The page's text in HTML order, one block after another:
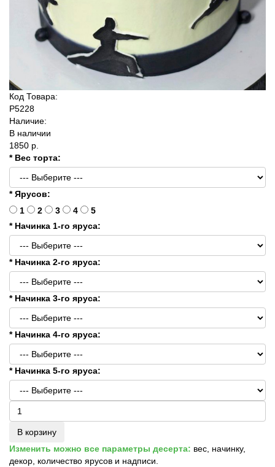
Код Товара:
P5228
Наличие:
В наличии
1850 р.
* Вес торта:
* Ярусов:
1
2 3 4
5
* Начинка 1-го яруса:
* Начинка 2-го яруса:
* Начинка 3-го яруса:
* Начинка 4-го яруса:
* Начинка 5-го яруса:
В корзину
Изменить можно все параметры десерта: вес, начинку,
декор, количество ярусов и надписи.